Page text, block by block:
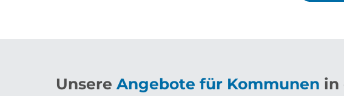
Unsere Angebote für Kommunen in